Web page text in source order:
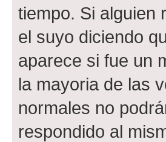
tiempo. Si alguien
el suyo diciendo
aparece si fue un
la mayoria de las
normales no
respondido al